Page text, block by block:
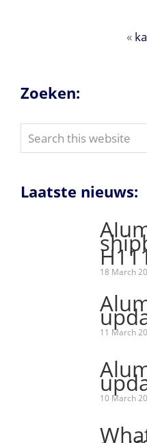
«
Zoeken:
Search
this
Laatste nieuws:
18 March
11 March
10 March